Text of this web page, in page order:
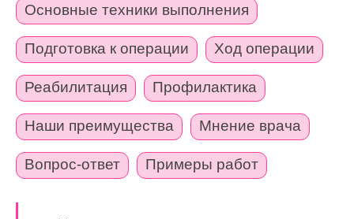
Основные техники выполнения
Подготовка к операции Ход операции
Реабилитация Профилактика
Наши преимущества Мнение врача
Вопрос-ответ Примеры работ